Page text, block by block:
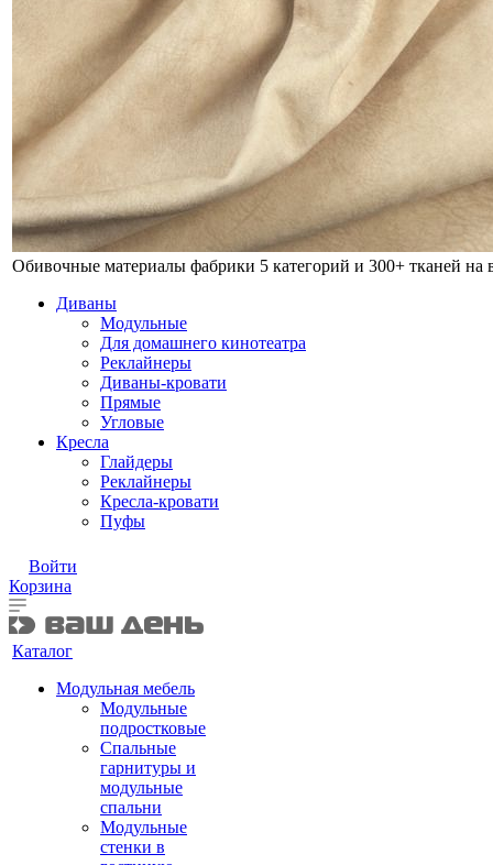
Обивочные материалы фабрики 5 категорий и 300+ тканей на
Диваны
Модульные
Для домашнего кинотеатра
Реклайнеры
Диваны-кровати
Прямые
Угловые
Кресла
Глайдеры
Реклайнеры
Кресла-кровати
Пуфы
Войти
Корзина
Каталог
Модульная мебель
Модульные
подростковые
Спальные
гарнитуры и
модульные
спальни
Модульные
стенки в